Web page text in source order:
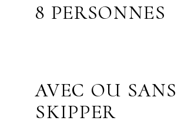
8 PERSONNES
AVEC OU SANS
SKIPPER